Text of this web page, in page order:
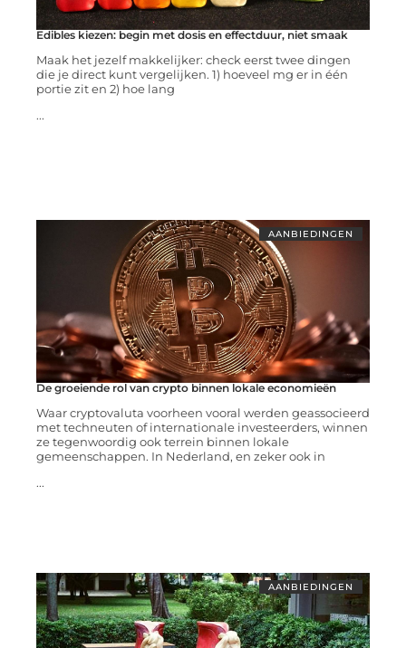
Edibles kiezen: begin met dosis en effectduur, niet smaak
Maak het jezelf makkelijker: check eerst twee dingen
die je direct kunt vergelijken. 1) hoeveel mg er in één
portie zit en 2) hoe lang
...
AANBIEDINGEN
De groeiende rol van crypto binnen lokale economieën
Waar cryptovaluta voorheen vooral werden geassocieerd
met techneuten of internationale investeerders, winnen
ze tegenwoordig ook terrein binnen lokale
gemeenschappen. In Nederland, en zeker ook in
...
AANBIEDINGEN